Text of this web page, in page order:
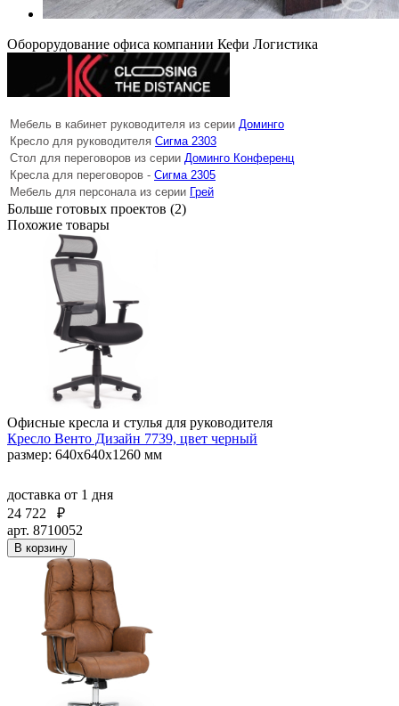
Оборорудование офиса компании Кефи Логистика
Мебель в кабинет руководителя из серии Доминго
Кресло для руководителя Сигма 2303
Стол для переговоров из серии Доминго Конференц
Кресла для переговоров - Сигма 2305
Мебель для персонала из серии Грей
Больше готовых проектов (2)
Похожие товары
Офисные кресла и стулья для руководителя
Кресло Венто Дизайн 7739, цвет черный
размер: 640х640х1260 мм
доставка от 1 дня
24 722
₽
арт. 8710052
В корзину